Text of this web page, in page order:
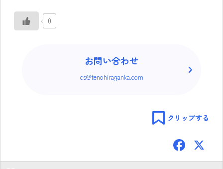
0
お問い合わせ
cs@tenohiraganka.com
クリップする
F
ac